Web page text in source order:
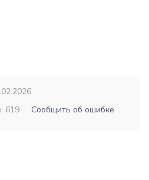
619
Сообщить об ошибке